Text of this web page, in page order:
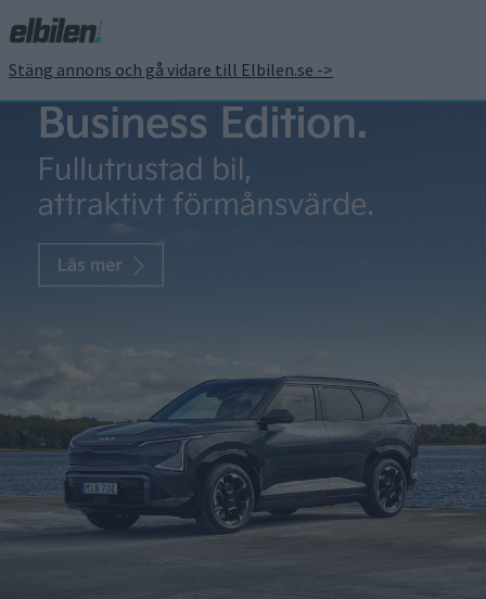
Stäng annons och gå vidare till Elbilen.se ->
Sandberg: När ska Teslas
betatestare få
kollektivavtal?
Fredrik Sandberg
om den slutade dammsuga i köket och ett meddelande dök upp
om att dammsugaren är en betaversion, med en kommande
uppdatering så kommer du även att kunna fånga upp
brödsmulorna under bordet. När det […]